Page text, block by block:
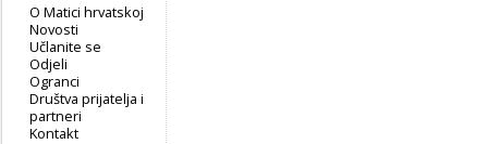
O Matici hrvatskoj
Novosti
Učlanite se
Odjeli
Ogranci
Društva prijatelja i
partneri
Kontakt